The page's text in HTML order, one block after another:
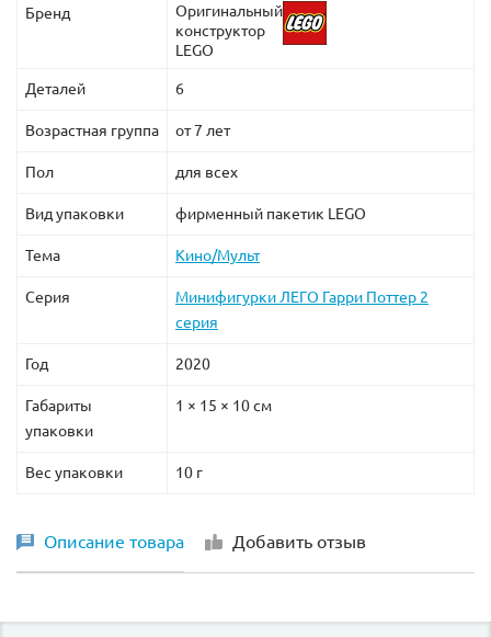
Бренд
Оригинальный
конструктор
LEGO
Деталей 6
Возрастная группа от 7 лет
Пол для всех
Вид упаковки фирменный пакетик LEGO
Тема Кино/Мульт
Серия
Минифигурки ЛЕГО Гарри Поттер 2
серия
Год 2020
Габариты
упаковки
1 × 15 × 10 см
Вес упаковки 10 г
Описание товара Добавить отзыв